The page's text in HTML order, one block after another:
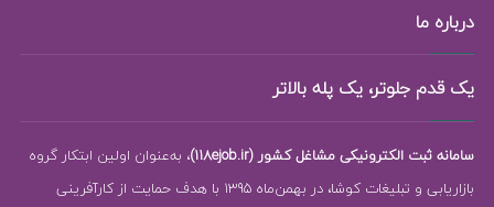
درباره ما
یک قدم جلوتر، یک پله بالاتر
سامانه ثبت الکترونیکی مشاغل کشور (118ejob.ir)
، به‌عنوان اولین ابتکار گروه
بازاریابی و تبلیغات کوشا، در بهمن‌ماه 1395 با هدف حمایت از کارآفرینی